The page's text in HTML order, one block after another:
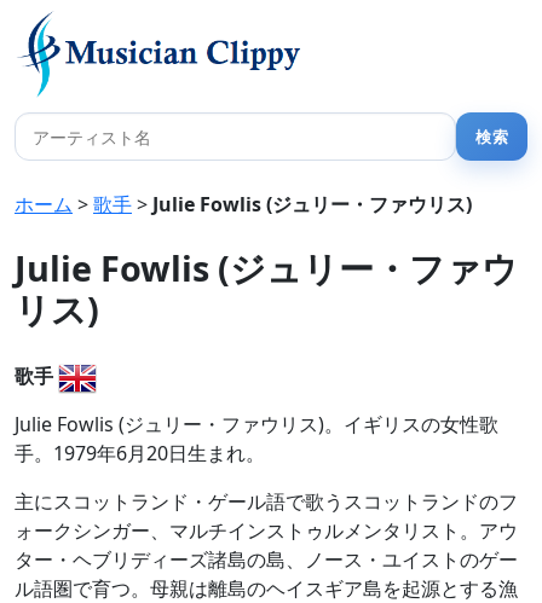
ホーム >歌手> Julie Fowlis (ジュリー・ファウリス)
Julie Fowlis (ジュリー・ファウ
リス)
歌手
Julie Fowlis (ジュリー・ファウリス)。イギリスの女性歌
手。1979年6月20日生まれ。
主にスコットランド・ゲール語で歌うスコットランドのフ
ォークシンガー、マルチインストゥルメンタリスト。アウ
ター・ヘブリディーズ諸島の島、ノース・ユイストのゲー
ル語圏で育つ。母親は離島のヘイスギア島を起源とする漁